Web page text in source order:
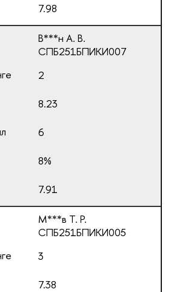
7.98
В***н А. В.
СПБ251БПИКИ007
2
8.23
6
8%
7.91
М***в Т. Р.
СПБ251БПИКИ005
3
7.38